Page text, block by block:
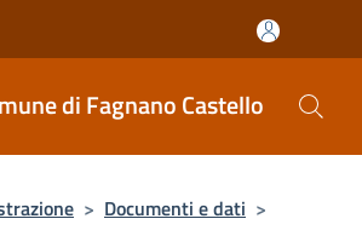
di Fagnano Castello
> Documenti e dati >